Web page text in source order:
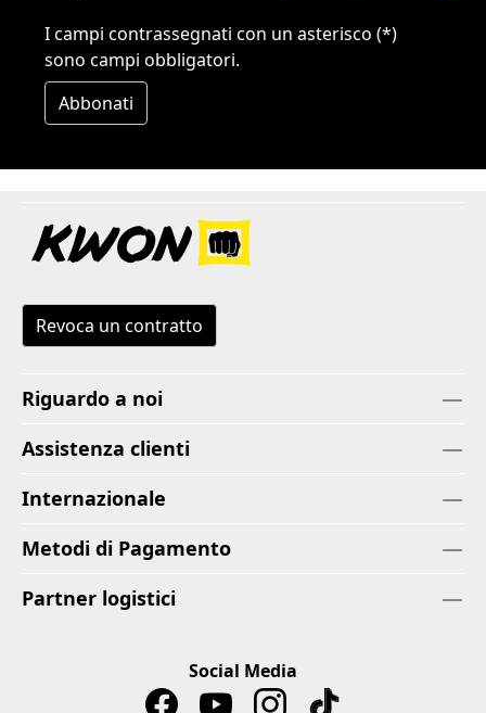
I campi contrassegnati con un asterisco (*)
sono campi obbligatori.
Abbonati
Revoca un contratto
Riguardo a noi
Assistenza clienti
Internazionale
Metodi di Pagamento
Partner logistici
Social Media